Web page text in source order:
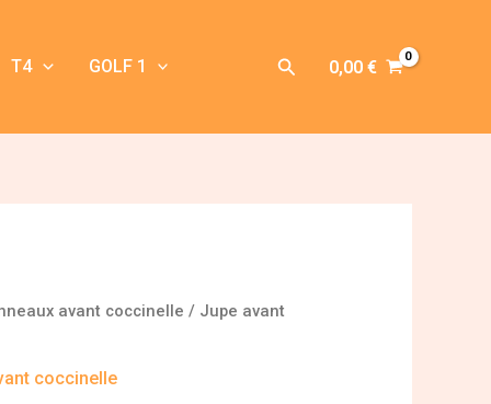
T4 GOLF 1 Rechercher
0,00 €
avant coccinelle / Jupe avant
coccinelle